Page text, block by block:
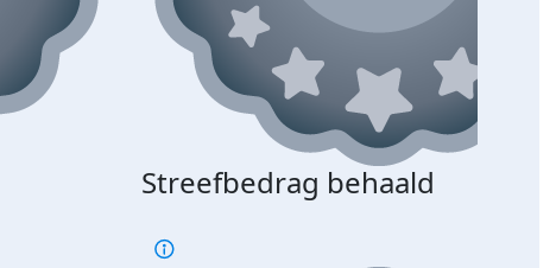
Streefbedrag behaald